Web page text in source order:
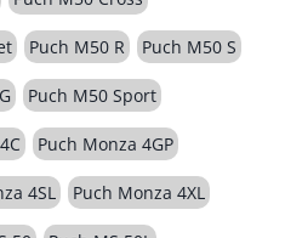
Puch M50 R Puch M50 S
Puch M50 Sport
Puch Monza 4GP
4SL Puch Monza 4XL